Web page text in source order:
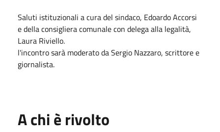
Saluti istituzionali a cura del sindaco, Edoardo Accorsi
e della consigliera comunale con delega alla legalità,
Laura Riviello.
l'incontro sarà moderato da Sergio Nazzaro, scrittore e
giornalista.
A chi è rivolto